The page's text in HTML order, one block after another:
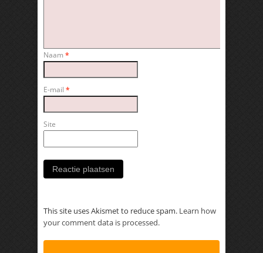
Naam *
E-mail *
Site
This site uses Akismet to reduce spam. Learn how
your comment data is processed.